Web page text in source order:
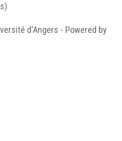
d'Angers - Powered by